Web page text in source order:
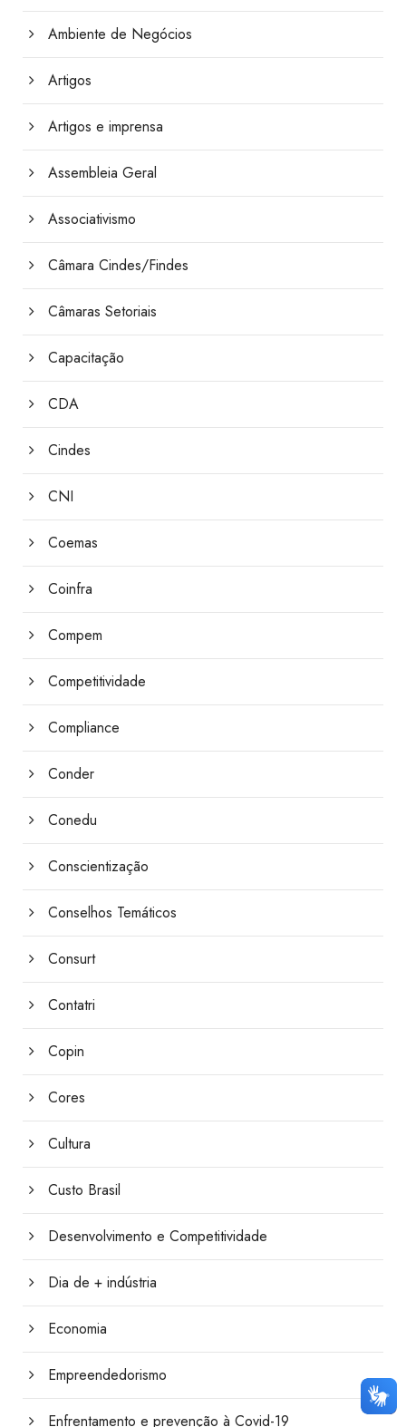
Ambiente de Negócios
Artigos
Artigos e imprensa
Assembleia Geral
Associativismo
Câmara Cindes/Findes
Câmaras Setoriais
Capacitação
CDA
Cindes
CNI
Coemas
Coinfra
Compem
Competitividade
Compliance
Conder
Conedu
Conscientização
Conselhos Temáticos
Consurt
Contatri
Copin
Cores
Cultura
Custo Brasil
Desenvolvimento e Competitividade
Dia de + indústria
Economia
Empreendedorismo
Enfrentamento e prevenção à Covid-19